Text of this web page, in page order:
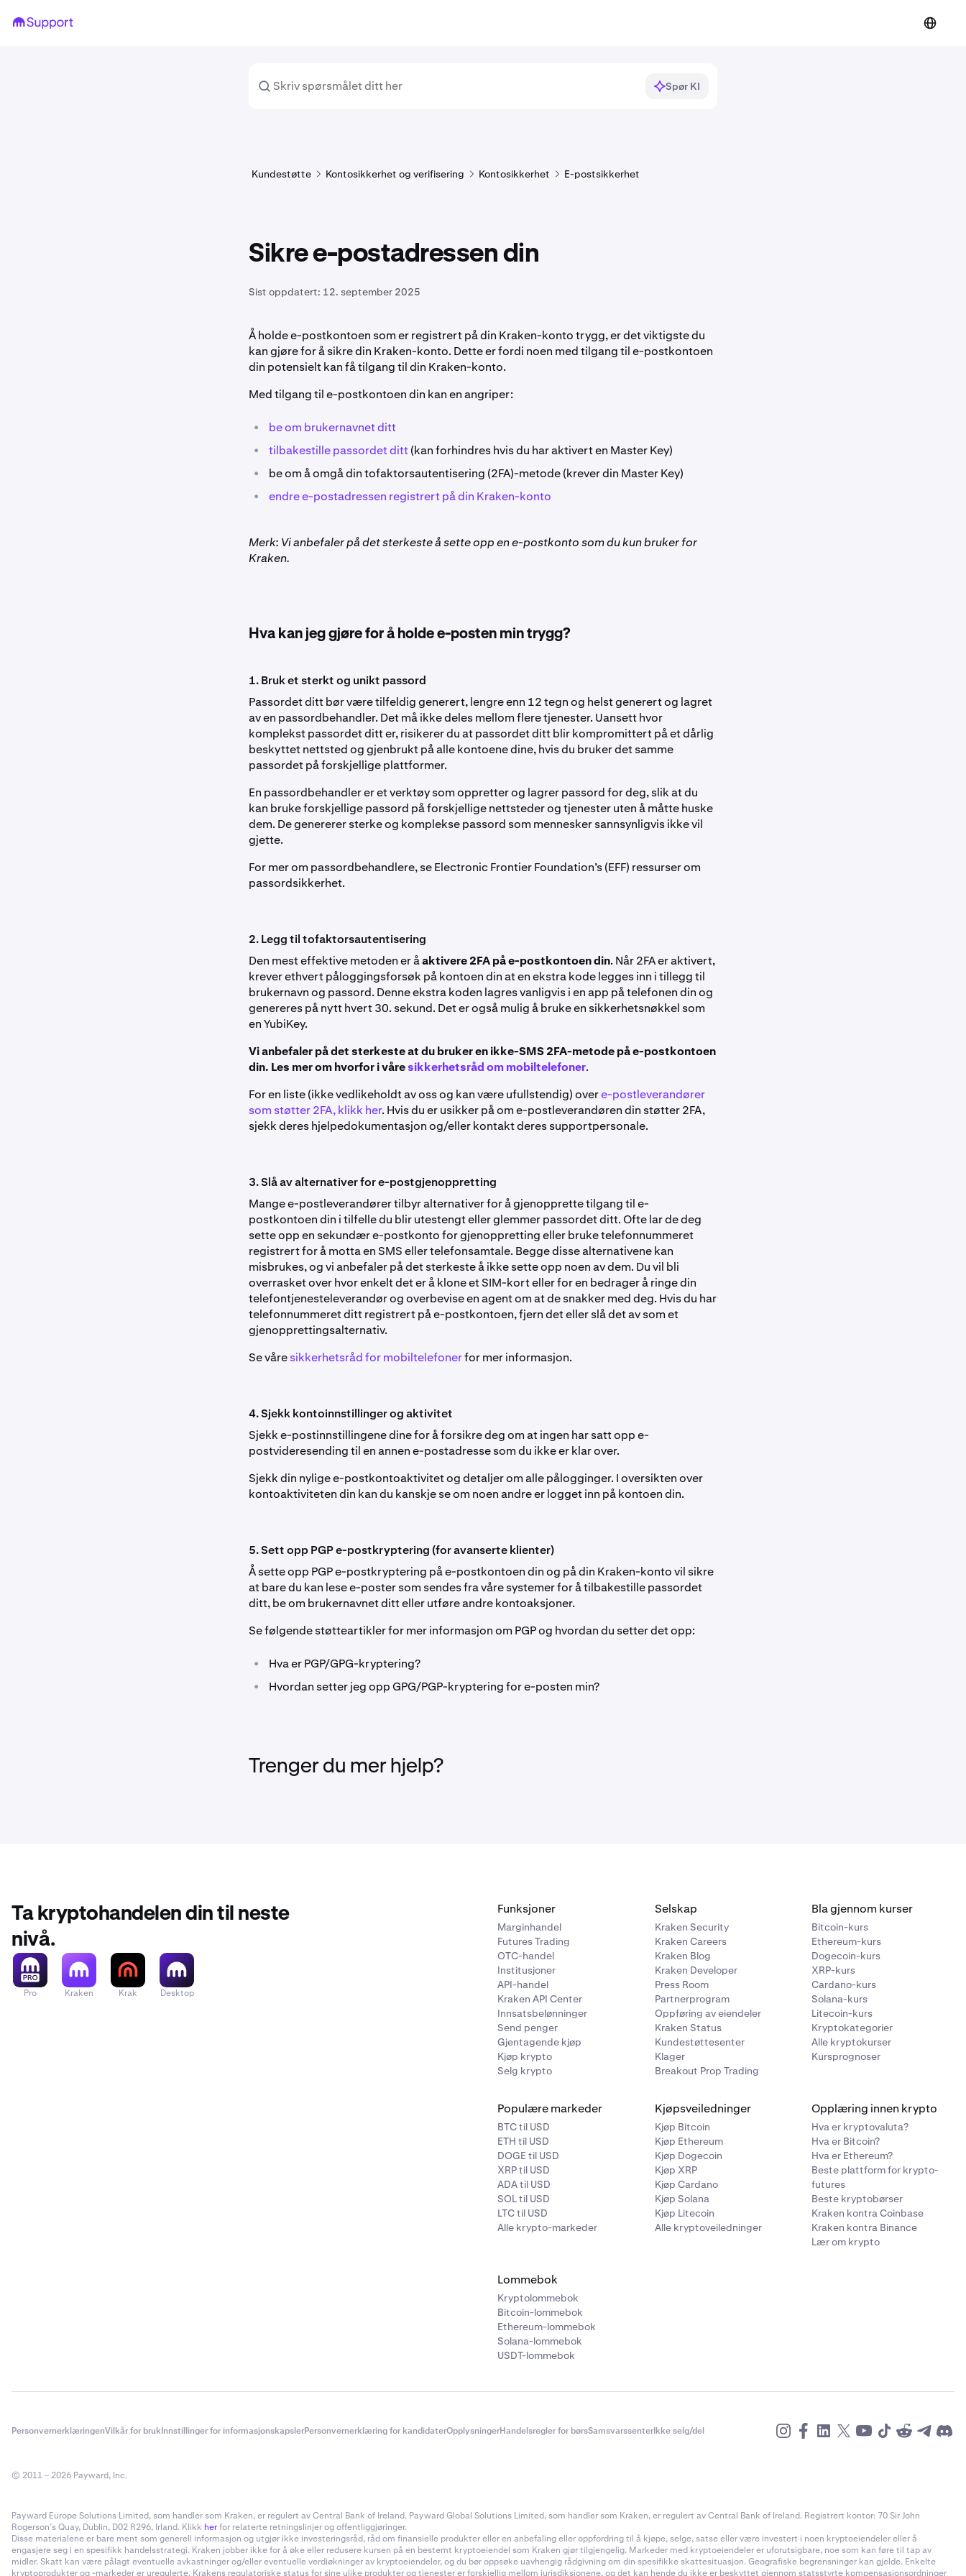
Spør KI
Kundestøtte Kontosikkerhet og verifisering Kontosikkerhet E-postsikkerhet
Sikre e-postadressen din
Sist oppdatert: 12. september 2025
Å holde e-postkontoen som er registrert på din Kraken-konto trygg, er det viktigste du
kan gjøre for å sikre din Kraken-konto. Dette er fordi noen med tilgang til e-postkontoen
din potensielt kan få tilgang til din Kraken-konto.
Med tilgang til e-postkontoen din kan en angriper:
• be om brukernavnet ditt
• tilbakestille passordet ditt(kan forhindres hvis du har aktivert en Master Key)
• be om å omgå din tofaktorsautentisering (2FA)-metode (krever din Master Key)
• endre e-postadressen registrert på din Kraken-konto
Merk: Vi anbefaler på det sterkeste å sette opp en e-postkonto som du kun bruker for
Kraken.
Hva kan jeg gjøre for å holde e-posten min trygg?
1. Bruk et sterkt og unikt passord
Passordet ditt bør være tilfeldig generert, lengre enn 12 tegn og helst generert og lagret
av en passordbehandler. Det må ikke deles mellom flere tjenester. Uansett hvor
komplekst passordet ditt er, risikerer du at passordet ditt blir kompromittert på et dårlig
beskyttet nettsted og gjenbrukt på alle kontoene dine, hvis du bruker det samme
passordet på forskjellige plattformer.
En passordbehandler er et verktøy som oppretter og lagrer passord for deg, slik at du
kan bruke forskjellige passord på forskjellige nettsteder og tjenester uten å måtte huske
dem. De genererer sterke og komplekse passord som mennesker sannsynligvis ikke vil
gjette.
For mer om passordbehandlere, se Electronic Frontier Foundation’s (EFF) ressurser om
passordsikkerhet.
2. Legg til tofaktorsautentisering
Den mest effektive metoden er åaktivere 2FA på e-postkontoen din. Når 2FA er aktivert,
krever ethvert påloggingsforsøk på kontoen din at en ekstra kode legges inn i tillegg til
brukernavn og passord. Denne ekstra koden lagres vanligvis i en app på telefonen din og
genereres på nytt hvert 30. sekund. Det er også mulig å bruke en sikkerhetsnøkkel som
en YubiKey.
Vi anbefaler på det sterkeste at du bruker en ikke-SMS 2FA-metode på e-postkontoen
din. Les mer om hvorfor i våresikkerhetsråd om mobiltelefoner.
For en liste (ikke vedlikeholdt av oss og kan være ufullstendig) overe-postleverandører
som støtter 2FA, klikk her. Hvis du er usikker på om e-postleverandøren din støtter 2FA,
sjekk deres hjelpedokumentasjon og/eller kontakt deres supportpersonale.
3. Slå av alternativer for e-postgjenoppretting
Mange e-postleverandører tilbyr alternativer for å gjenopprette tilgang til e-
postkontoen din i tilfelle du blir utestengt eller glemmer passordet ditt. Ofte lar de deg
sette opp en sekundær e-postkonto for gjenoppretting eller bruke telefonnummeret
registrert for å motta en SMS eller telefonsamtale. Begge disse alternativene kan
misbrukes, og vi anbefaler på det sterkeste å ikke sette opp noen av dem. Du vil bli
overrasket over hvor enkelt det er å klone et SIM-kort eller for en bedrager å ringe din
telefontjenesteleverandør og overbevise en agent om at de snakker med deg. Hvis du har
telefonnummeret ditt registrert på e-postkontoen, fjern det eller slå det av som et
gjenopprettingsalternativ.
Se våresikkerhetsråd for mobiltelefonerfor mer informasjon.
4. Sjekk kontoinnstillinger og aktivitet
Sjekk e-postinnstillingene dine for å forsikre deg om at ingen har satt opp e-
postvideresending til en annen e-postadresse som du ikke er klar over.
Sjekk din nylige e-postkontoaktivitet og detaljer om alle pålogginger. I oversikten over
kontoaktiviteten din kan du kanskje se om noen andre er logget inn på kontoen din.
5. Sett opp PGP e-postkryptering (for avanserte klienter)
Å sette opp PGP e-postkryptering på e-postkontoen din og på din Kraken-konto vil sikre
at bare du kan lese e-poster som sendes fra våre systemer for å tilbakestille passordet
ditt, be om brukernavnet ditt eller utføre andre kontoaksjoner.
Se følgende støtteartikler for mer informasjon om PGP og hvordan du setter det opp:
• Hva er PGP/GPG-kryptering?
• Hvordan setter jeg opp GPG/PGP-kryptering for e-posten min?
Trenger du mer hjelp?
Ta kryptohandelen din til neste
nivå.
Pro Kraken Krak Desktop
Funksjoner
Marginhandel
Futures Trading
OTC-handel
Institusjoner
API-handel
Kraken API Center
Innsatsbelønninger
Send penger
Gjentagende kjøp
Kjøp krypto
Selg krypto
Selskap
Kraken Security
Kraken Careers
Kraken Blog
Kraken Developer
Press Room
Partnerprogram
Oppføring av eiendeler
Kraken Status
Kundestøttesenter
Klager
Breakout Prop Trading
Bla gjennom kurser
Bitcoin-kurs
Ethereum-kurs
Dogecoin-kurs
XRP-kurs
Cardano-kurs
Solana-kurs
Litecoin-kurs
Kryptokategorier
Alle kryptokurser
Kursprognoser
Populære markeder
BTC til USD
ETH til USD
DOGE til USD
XRP til USD
ADA til USD
SOL til USD
LTC til USD
Alle krypto-markeder
Kjøpsveiledninger
Kjøp Bitcoin
Kjøp Ethereum
Kjøp Dogecoin
Kjøp XRP
Kjøp Cardano
Kjøp Solana
Kjøp Litecoin
Alle kryptoveiledninger
Opplæring innen krypto
Hva er kryptovaluta?
Hva er Bitcoin?
Hva er Ethereum?
Beste plattform for krypto-
futures
Beste kryptobørser
Kraken kontra Coinbase
Kraken kontra Binance
Lær om krypto
Lommebok
Kryptolommebok
Bitcoin-lommebok
Ethereum-lommebok
Solana-lommebok
USDT-lommebok
PersonvernerklæringenVilkår for brukInnstillinger for informasjonskapslerPersonvernerklæring for kandidaterOpplysningerHandelsregler for børsSamsvarssenterIkke selg/del
© 2011 – 2026 Payward, Inc.
Payward Europe Solutions Limited, som handler som Kraken, er regulert av Central Bank of Ireland. Payward Global Solutions Limited, som handler som Kraken, er regulert av Central Bank of Ireland. Registrert kontor: 70 Sir John
Rogerson’s Quay, Dublin, D02 R296, Irland. Klikk herfor relaterte retningslinjer og offentliggjøringer.
Disse materialene er bare ment som generell informasjon og utgjør ikke investeringsråd, råd om finansielle produkter eller en anbefaling eller oppfordring til å kjøpe, selge, satse eller være investert i noen kryptoeiendeler eller å
engasjere seg i en spesifikk handelsstrategi. Kraken jobber ikke for å øke eller redusere kursen på en bestemt kryptoeiendel som Kraken gjør tilgjengelig. Markeder med kryptoeiendeler er uforutsigbare, noe som kan føre til tap av
midler. Skatt kan være pålagt eventuelle avkastninger og/eller eventuelle verdiøkninger av kryptoeiendeler, og du bør oppsøke uavhengig rådgivning om din spesifikke skattesituasjon. Geografiske begrensninger kan gjelde. Enkelte
kryptoprodukter og -markeder er uregulerte. Krakens regulatoriske status for sine ulike produkter og tjenester er forskjellig mellom jurisdiksjonene, og det kan hende du ikke er beskyttet gjennom statsstyrte kompensasjonsordninger